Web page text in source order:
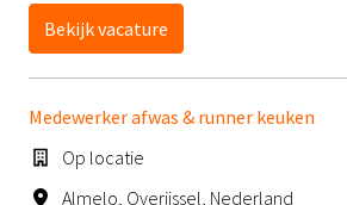
Bekijk vacature
Medewerker afwas & runner keuken
Op locatie
Almelo, Overijssel, Nederland